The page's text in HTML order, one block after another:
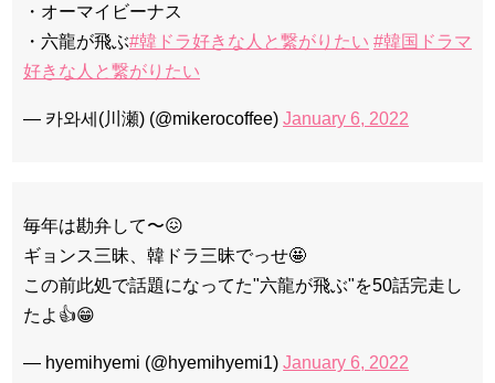
・オーマイビーナス
・六龍が飛ぶ#韓ドラ好きな人と繋がりたい #韓国ドラマ
好きな人と繋がりたい
— 카와세(川瀬) (@mikerocoffee) January 6, 2022
毎年は勘弁して〜😖
ギョンス三昧、韓ドラ三昧でっせ🤩
この前此処で話題になってた"六龍が飛ぶ"を50話完走し
たよ👍😁
— hyemihyemi (@hyemihyemi1) January 6, 2022